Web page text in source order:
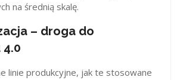
na średnią skalę.
– droga do
4.0
linie produkcyjne, jak te stosowane